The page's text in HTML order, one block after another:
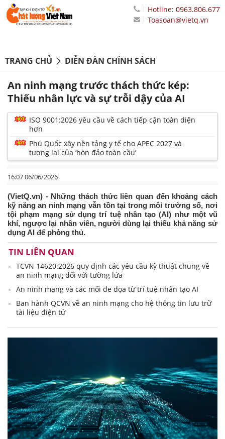
Hotline: 0963.806.677
Toasoan@vietq.vn
TRANG CHỦ DIỄN ĐÀN CHÍNH SÁCH
An ninh mạng trước thách thức kép:
Thiếu nhân lực và sự trỗi dậy của AI
ISO 9001:2026 yêu cầu về cách tiếp cận toàn diện
hơn
Phú Quốc xây nền tảng y tế cho APEC 2027 và
tương lai của ‘hòn đảo toàn cầu’
16:07 06/06/2026
(VietQ.vn) - Những thách thức liên quan đến khoảng cách
kỹ năng an ninh mạng vẫn tồn tại trong môi trường số, nơi
tội phạm mạng sử dụng trí tuệ nhân tạo (AI) như một vũ
khí, ngược lại nhân viên, người dùng lại thiếu khả năng sử
dụng AI để phòng thủ.
TIN LIÊN QUAN
TCVN 14620:2026 quy định các yêu cầu kỹ thuật chung về
an ninh mạng đối với tường lửa
An ninh mạng và các mối đe dọa từ trí tuệ nhân tạo AI
Ban hành QCVN về an ninh mạng cho hệ thông tin lưu trữ
tài liệu điện tử